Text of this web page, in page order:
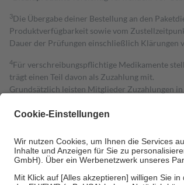
3Die Übergabe deiner Bestellung an den
Produktverfügbarkeit sowie vom
Dauer der Prüfungen einschließlich Klärungen
4Für verschreibungspflichtige Medikamente
trägt einen Teil davon als Zuzahlung mit.
Grundsätzlich leisten Mitglieder Zuzahlungen
Diese Regeln gelten grundsätzlich auch für
Um das Engagement der Versicherten für ihre
• Kindern und Jugendlichen bis zum
• Untersuchungen zur Vorsorge und
• empfohlenen Schutzimpfungen